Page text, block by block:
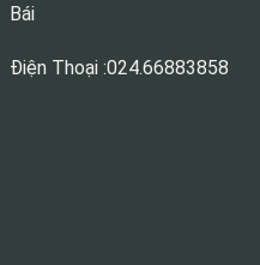
Bái
Điện Thoại :024.66883858